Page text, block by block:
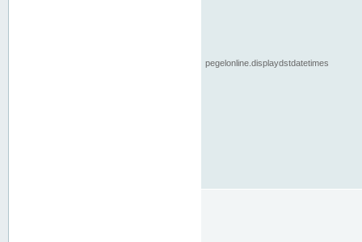
pegelonline.displaydstdatetimes